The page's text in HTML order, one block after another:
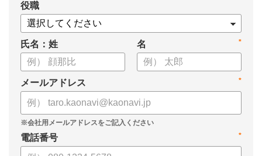
役職
氏名：姓 *
名
*
メールアドレス
*
電話番号